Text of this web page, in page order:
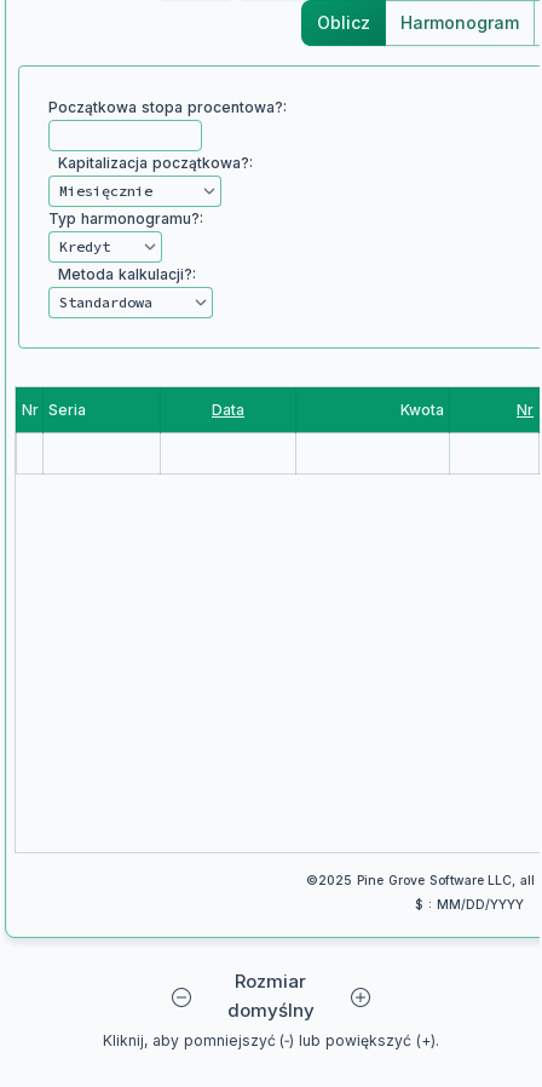
Oblicz Harmonogram
Początkowa stopa procentowa?:
Kapitalizacja początkowa?:
Typ harmonogramu?:
Metoda kalkulacji?:
Nr Seria Data Kwota Nr
©2025 Pine Grove Software LLC, all
$ : MM/DD/YYYY
Rozmiar
domyślny
Kliknij, aby pomniejszyć (‑) lub powiększyć (+).